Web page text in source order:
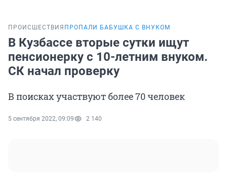
ПРОИСШЕСТВИЯ ПРОПАЛИ БАБУШКА С ВНУКОМ
В Кузбассе вторые сутки ищут
пенсионерку с 10-летним внуком.
СК начал проверку
В поисках участвуют более 70 человек
5 сентября 2022, 09:09 2 140